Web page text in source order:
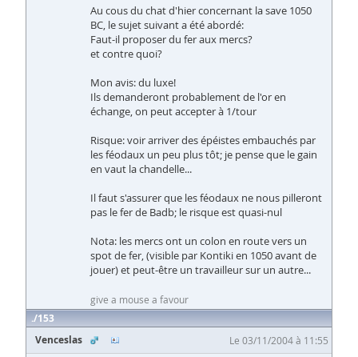
Au cous du chat d'hier concernant la save 1050
BC, le sujet suivant a été abordé:
Faut-il proposer du fer aux mercs?
et contre quoi?
Mon avis: du luxe!
Ils demanderont probablement de l'or en
échange, on peut accepter à 1/tour
Risque: voir arriver des épéistes embauchés par
les féodaux un peu plus tôt; je pense que le gain
en vaut la chandelle...
Il faut s'assurer que les féodaux ne nous pilleront
pas le fer de Badb; le risque est quasi-nul
Nota: les mercs ont un colon en route vers un
spot de fer, (visible par Kontiki en 1050 avant de
jouer) et peut-être un travailleur sur un autre...
give a mouse a favour
153
Venceslas
Le 03/11/2004 à 11:55